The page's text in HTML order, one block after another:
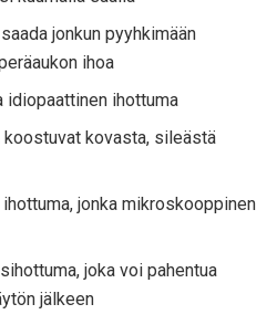
jonkun pyyhkimään
ihoa
idiopaattinen ihottuma
kovasta, sileästä
jonka mikroskooppinen
joka voi pahentua
jälkeen